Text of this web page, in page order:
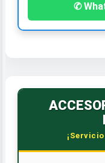
✆